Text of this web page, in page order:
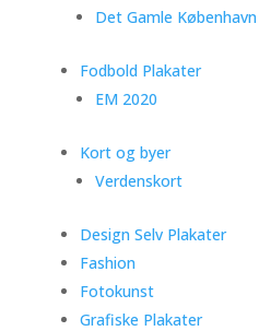
Det Gamle København
Fodbold Plakater
EM 2020
Kort og byer
Verdenskort
Design Selv Plakater
Fashion
Fotokunst
Grafiske Plakater